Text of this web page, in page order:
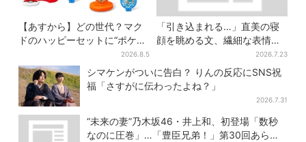
【あすから】どの世代？マク
ドのハッピーセットに“ポケモ
ンおもちゃ”、歴代30匹に「懐
かしい」と喜びの声
2026.8.5
「引き込まれる…」直美の寝
顔を眺める文、繊細な表情を
見せる内田滋の演技に称賛相
次ぐ
2026.7.23
シマケンがついに告白？ りんの反応にSNS祝
福「さすがに伝わったよね？」
2026.7.31
“未来の妻”乃木坂46・井上和、初登場「数秒
なのに圧巻」…「豊臣兄弟！」第30回あらす